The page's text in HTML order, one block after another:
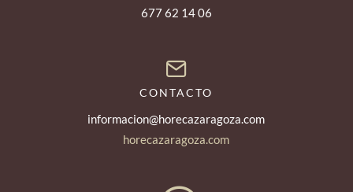
677 62 14 06
CONTACTO
informacion@horecazaragoza.com
horecazaragoza.com